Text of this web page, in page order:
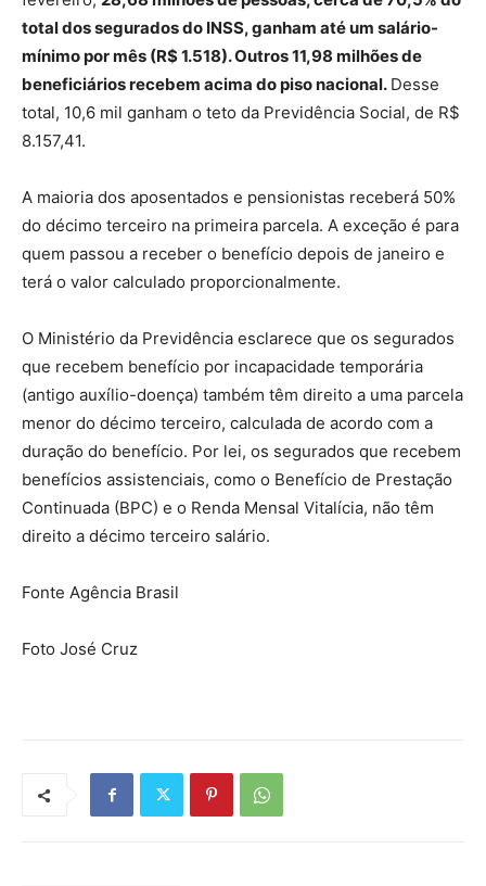
total dos segurados do INSS, ganham até um salário-
mínimo por mês (R$ 1.518). Outros 11,98 milhões de
beneficiários recebem acima do piso nacional. Desse
total, 10,6 mil ganham o teto da Previdência Social, de R$
8.157,41.
A maioria dos aposentados e pensionistas receberá 50%
do décimo terceiro na primeira parcela. A exceção é para
quem passou a receber o benefício depois de janeiro e
terá o valor calculado proporcionalmente.
O Ministério da Previdência esclarece que os segurados
que recebem benefício por incapacidade temporária
(antigo auxílio-doença) também têm direito a uma parcela
menor do décimo terceiro, calculada de acordo com a
duração do benefício. Por lei, os segurados que recebem
benefícios assistenciais, como o Benefício de Prestação
Continuada (BPC) e o Renda Mensal Vitalícia, não têm
direito a décimo terceiro salário.
Fonte Agência Brasil
Foto José Cruz